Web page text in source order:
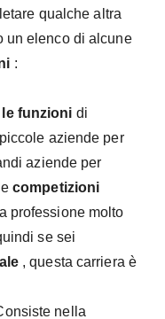
qualche altra
un elenco di alcune
:
le funzioni di
aziende per
aziende per
competizioni
professione molto
se sei
, questa carriera è
nella